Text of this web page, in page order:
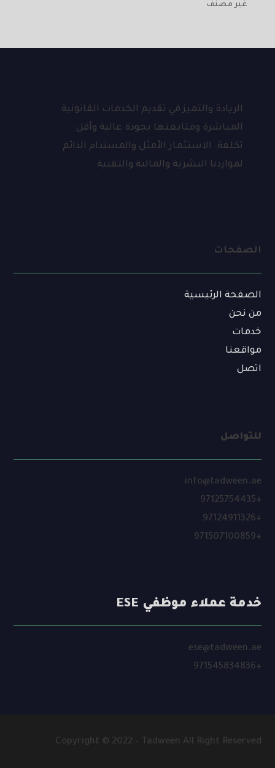
غير مصنف
الريادة والتميز في تقديم الخدمات القانونية
المباشرة ومتابعتها بجودة عالية وأقل
تكلفة. الاستثمار الأمثل والمستدام الدائم
لمواردنا البشرية والمالية والتقنية
الصفحات
الصفحة الرئيسية
من نحن
خدمات
مواقعنا
اتصل
للتواصل
info@tadween.ae
+97125754435
+97124911326
+971507100859
خدمة عملاء موظفي ESE
ese@tadween.ae
+971545834836
Copyright © 2022 – Tadween All Right Reserved